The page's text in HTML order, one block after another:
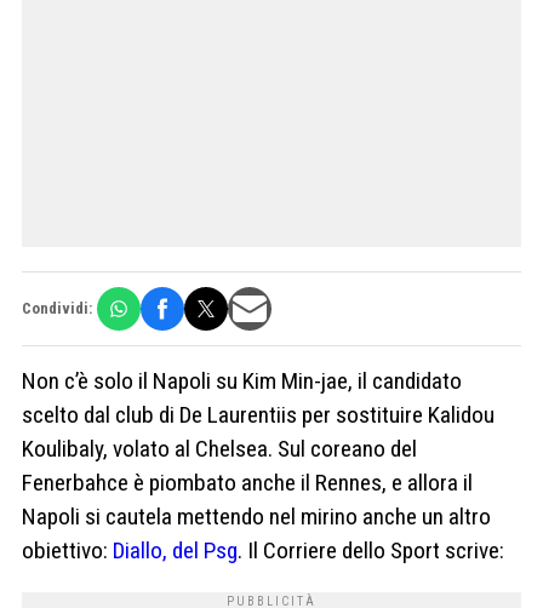
Condividi:
Non c’è solo il Napoli su Kim Min-jae, il candidato
scelto dal club di De Laurentiis per sostituire Kalidou
Koulibaly, volato al Chelsea. Sul coreano del
Fenerbahce è piombato anche il Rennes, e allora il
Napoli si cautela mettendo nel mirino anche un altro
obiettivo: Diallo, del Psg. Il Corriere dello Sport scrive: